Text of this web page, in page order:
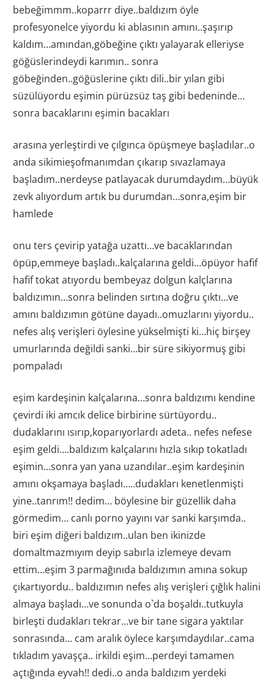
bebeğimmm..koparrr diye..baldızım öyle
profesyonelce yiyordu ki ablasının amını..şaşırıp
kaldım…amından,göbeğine çıktı yalayarak elleriyse
göğüslerindeydi karımın.. sonra
göbeğinden..göğüslerine çıktı dili..bir yılan gibi
süzülüyordu eşimin pürüzsüz taş gibi bedeninde…
sonra bacaklarını eşimin bacakları
arasına yerleştirdi ve çılgınca öpüşmeye başladılar..o
anda sikimieşofmanımdan çıkarıp sıvazlamaya
başladım..nerdeyse patlayacak durumdaydım…büyük
zevk alıyordum artık bu durumdan…sonra,eşim bir
hamlede
onu ters çevirip yatağa uzattı…ve bacaklarından
öpüp,emmeye başladı..kalçalarına geldi…öpüyor hafif
hafif tokat atıyordu bembeyaz dolgun kalçlarına
baldızımın…sonra belinden sırtına doğru çıktı…ve
amını baldızımın götüne dayadı..omuzlarını yiyordu..
nefes alış verişleri öylesine yükselmişti ki…hiç birşey
umurlarında değildi sanki…bir süre sikiyormuş gibi
pompaladı
eşim kardeşinin kalçalarına…sonra baldızımı kendine
çevirdi iki amcık delice birbirine sürtüyordu..
dudaklarını ısırıp,koparıyorlardı adeta.. nefes nefese
eşim geldi….baldızım kalçalarını hızla sıkıp tokatladı
eşimin…sonra yan yana uzandılar..eşim kardeşinin
amını okşamaya başladı…..dudakları kenetlenmişti
yine..tanrım!! dedim… böylesine bir güzellik daha
görmedim… canlı porno yayını var sanki karşımda..
biri eşim diğeri baldızım..ulan ben ikinizde
domaltmazmıyım deyip sabırla izlemeye devam
ettim…eşim 3 parmağınıda baldızımın amına sokup
çıkartıyordu.. baldızımın nefes alış verişleri çığlık halini
almaya başladı…ve sonunda o`da boşaldı..tutkuyla
birleşti dudakları tekrar…ve bir tane sigara yaktılar
sonrasında… cam aralık öylece karşımdaydılar..cama
tıkladım yavaşça.. irkildi eşim…perdeyi tamamen
açtığında eyvah!! dedi..o anda baldızım yerdeki